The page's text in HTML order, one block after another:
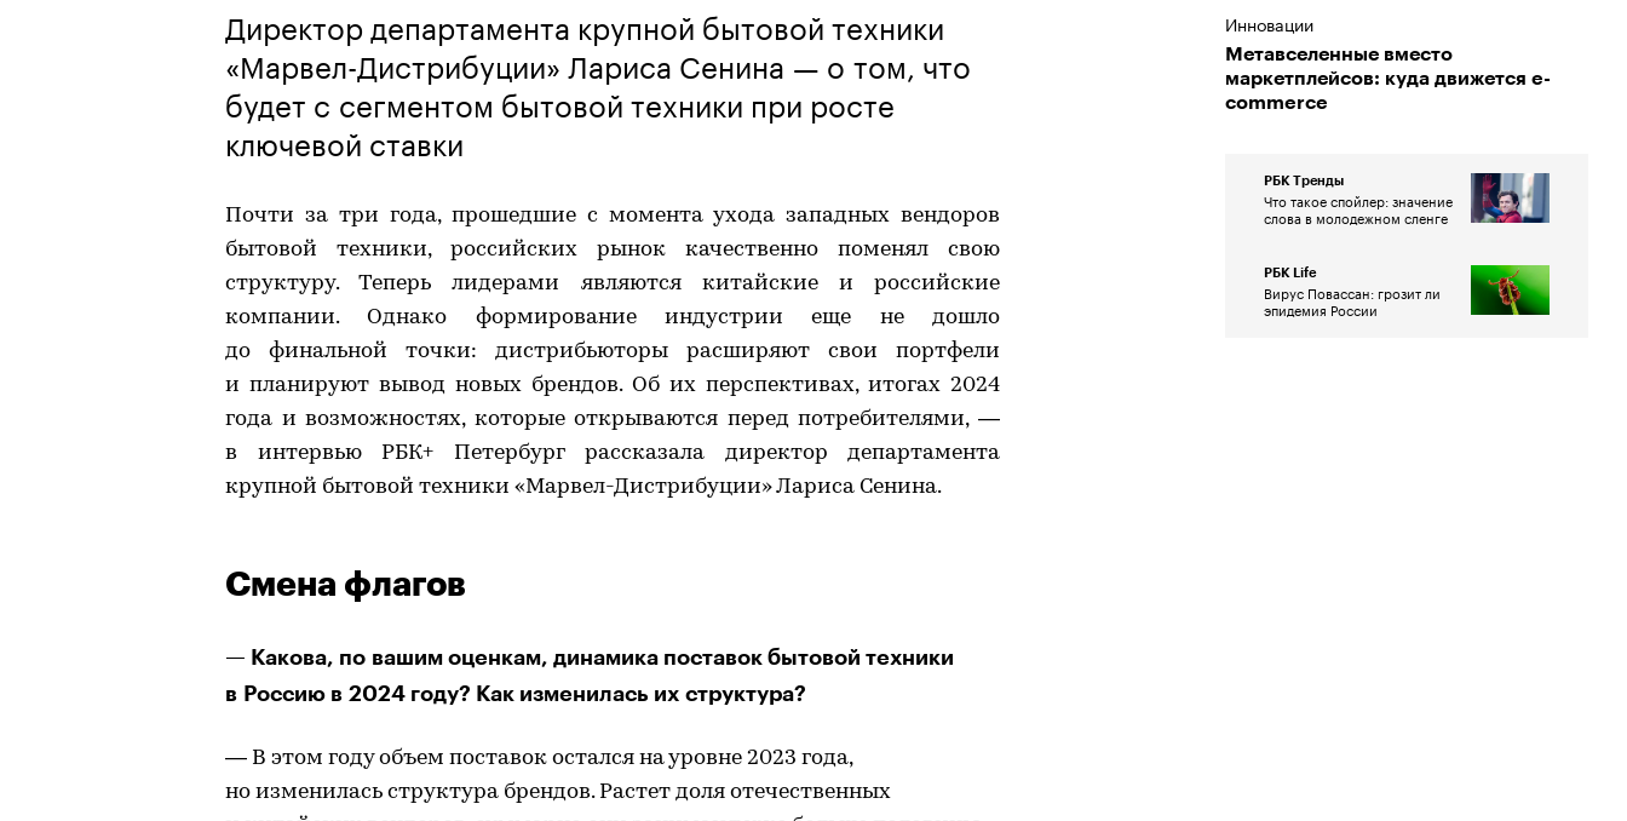
Директор департамента крупной бытовой техники
«Марвел-Дистрибуции» Лариса Сенина — о том, что
будет с сегментом бытовой техники при росте
ключевой ставки
Почти за три года, прошедшие с момента ухода западных вендоров
бытовой техники, российских рынок качественно поменял свою
структуру. Теперь лидерами являются китайские и российские
компании. Однако формирование индустрии еще не дошло
до финальной точки: дистрибьюторы расширяют свои портфели
и планируют вывод новых брендов. Об их перспективах, итогах 2024
года и возможностях, которые открываются перед потребителями, —
в интервью РБК+ Петербург рассказала директор департамента
крупной бытовой техники «Марвел-Дистрибуции» Лариса Сенина.
Смена флагов
— Какова, по вашим оценкам, динамика поставок бытовой техники
в Россию в 2024 году? Как изменилась их структура?
— В этом году объем поставок остался на уровне 2023 года,
но изменилась структура брендов. Растет доля отечественных
Инновации
Метавселенные вместо
маркетплейсов: куда движется e-
commerce
РБК Тренды
Что такое спойлер: значение
слова в молодежном сленге
РБК Life
Вирус Повассан: грозит ли
эпидемия России